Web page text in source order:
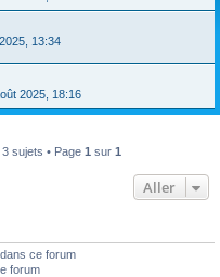
13:34
2025, 18:16
3 sujets • Page 1 sur 1
Aller
ce forum
forum